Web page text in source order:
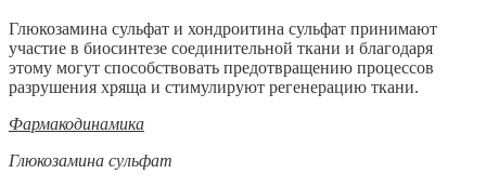
Глюкозамина сульфат и хондроитина сульфат принимают
участие в биосинтезе соединительной ткани и благодаря
этому могут способствовать предотвращению процессов
разрушения хряща и стимулируют регенерацию ткани.
Фармакодинамика
Глюкозамина сульфат